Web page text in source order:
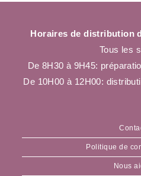
Horaires de distribution
Tous les
De 8H30 à 9H45:
De 10H00 à 12H00:
Politique de
Nous